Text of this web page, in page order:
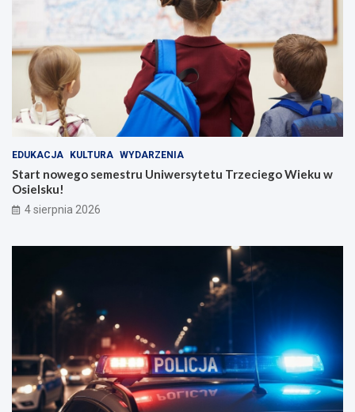
EDUKACJA KULTURA WYDARZENIA
Start nowego semestru Uniwersytetu Trzeciego Wieku w
Osielsku!
4 sierpnia 2026